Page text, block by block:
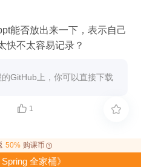
能否放出来一下，表示自己
快不太容易记录？
GitHub上，你可以直接下载
 1
50% 购课币
全家桶》
